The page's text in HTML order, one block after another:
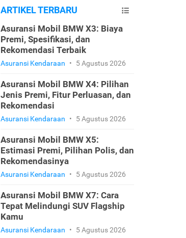
ARTIKEL TERBARU
Asuransi Mobil BMW X3: Biaya
Premi, Spesifikasi, dan
Rekomendasi Terbaik
Asuransi Kendaraan • 5 Agustus 2026
Asuransi Mobil BMW X4: Pilihan
Jenis Premi, Fitur Perluasan, dan
Rekomendasi
Asuransi Kendaraan • 5 Agustus 2026
Asuransi Mobil BMW X5:
Estimasi Premi, Pilihan Polis, dan
Rekomendasinya
Asuransi Kendaraan • 5 Agustus 2026
Asuransi Mobil BMW X7: Cara
Tepat Melindungi SUV Flagship
Kamu
Asuransi Kendaraan • 5 Agustus 2026